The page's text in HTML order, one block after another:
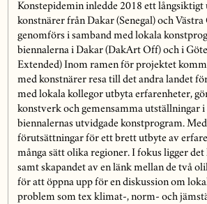
Konstepidemin inledde 2018 ett långsiktigt
konstnärer från Dakar (Senegal) och
genomförs i samband med lokala
biennalerna i Dakar (DakArt Off) och i
Extended) Inom ramen för projektet
med konstnärer resa till det andra landet
med lokala kollegor utbyta erfarenheter,
konstverk och gemensamma utställningar i
biennalernas utvidgade konstprogram.
förutsättningar för ett brett utbyte av
många sätt olika regioner. I fokus ligger
samt skapandet av en länk mellan de två
för att öppna upp för en diskussion om
problem som tex klimat-, norm- och